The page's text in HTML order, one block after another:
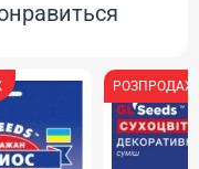
РОЗПРОДАЖ